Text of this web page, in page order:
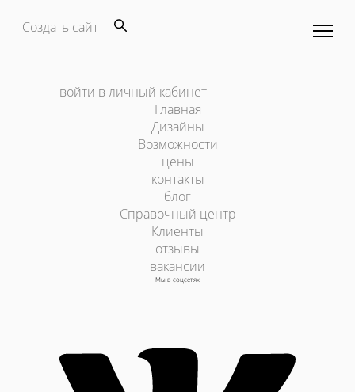
Создать сайт
войти в личный кабинет
Главная
Дизайны
Возможности
цены
контакты
блог
Справочный центр
Клиенты
отзывы
вакансии
Мы в соцсетях